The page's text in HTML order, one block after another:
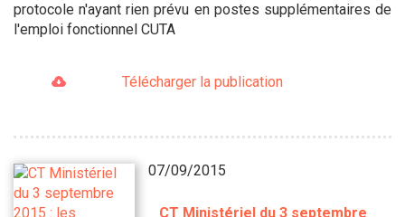
protocole n'ayant rien prévu en postes supplémentaires de
l'emploi fonctionnel CUTA
Télécharger la publication
07/09/2015
CT Ministériel du 3 septembre